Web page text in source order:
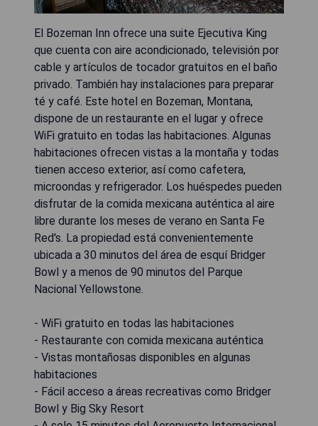
El Bozeman Inn ofrece una suite Ejecutiva King
que cuenta con aire acondicionado, televisión por
cable y artículos de tocador gratuitos en el baño
privado. También hay instalaciones para preparar
té y café. Este hotel en Bozeman, Montana,
dispone de un restaurante en el lugar y ofrece
WiFi gratuito en todas las habitaciones. Algunas
habitaciones ofrecen vistas a la montaña y todas
tienen acceso exterior, así como cafetera,
microondas y refrigerador. Los huéspedes pueden
disfrutar de la comida mexicana auténtica al aire
libre durante los meses de verano en Santa Fe
Red's. La propiedad está convenientemente
ubicada a 30 minutos del área de esquí Bridger
Bowl y a menos de 90 minutos del Parque
Nacional Yellowstone.
- WiFi gratuito en todas las habitaciones
- Restaurante con comida mexicana auténtica
- Vistas montañosas disponibles en algunas
habitaciones
- Fácil acceso a áreas recreativas como Bridger
Bowl y Big Sky Resort